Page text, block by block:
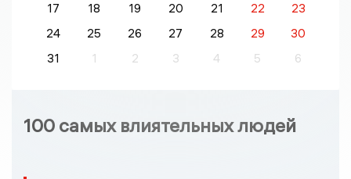
17
18 19 20 21 22
23
24
25 26 27 28 29
30
31
1 2 3 4 5 6
100 самых влиятельных людей